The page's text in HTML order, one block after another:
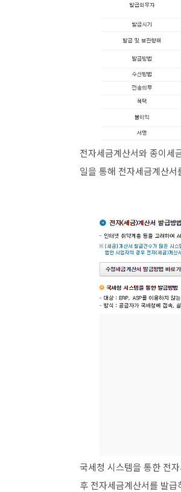
전자세금계산서와 종이세
일을 통해 전자세금계산
국세청 시스템을 통한 전
후 전자세금계산서를 발